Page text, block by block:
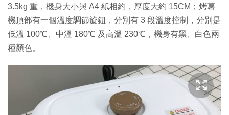
3.5kg 重，機身大小與 A4 紙相約，厚度大約 15CM；烤薯
機頂部有一個溫度調節旋鈕，分別有 3 段溫度控制，分別是
低溫 100℃、中溫 180℃ 及高溫 230℃，機身有黑、白色兩
種顏色。